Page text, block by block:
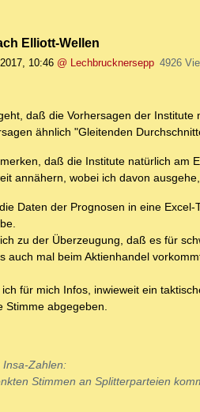
Elliott-Wellen
10:46 @ Lechbrucknersepp 4926
daß die Vorhersagen der
ähnlich "Gleitenden
daß die Institute natürlich am
annähern, wobei ich davon
Daten der Prognosen in eine
zu der Überzeugung, daß es für
auch mal beim Aktienhandel
für mich Infos, inwieweit ein
Stimme abgegeben.
Insa-Zahlen:
Stimmen an Splitterparteien